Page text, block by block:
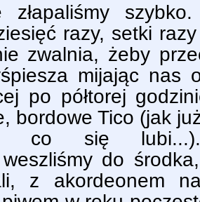
razy, setki
zwalnia, żeby
mijając nas
po półtorej
bordowe Tico (jak
co się lubi...).
do
z akordeonem